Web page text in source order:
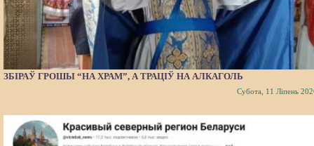
ЗБІРАЎ ГРОШЫ “НА ХРАМ”, А ТРАЦІЎ НА АЛКАГОЛЬ
Субота, 11 Ліпень